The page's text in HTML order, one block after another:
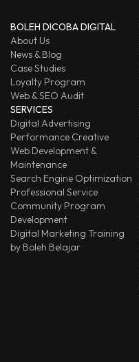
BOLEH DICOBA DIGITAL
About Us
News & Blog
Case Studies
Loyalty Program
Web & SEO Audit
SERVICES
Digital Advertising
Performance Creative
Web Development &
Maintenance
Search Engine Optimization
Professional Service
Community Program
Development
Digital Marketing Training
by Boleh Belajar